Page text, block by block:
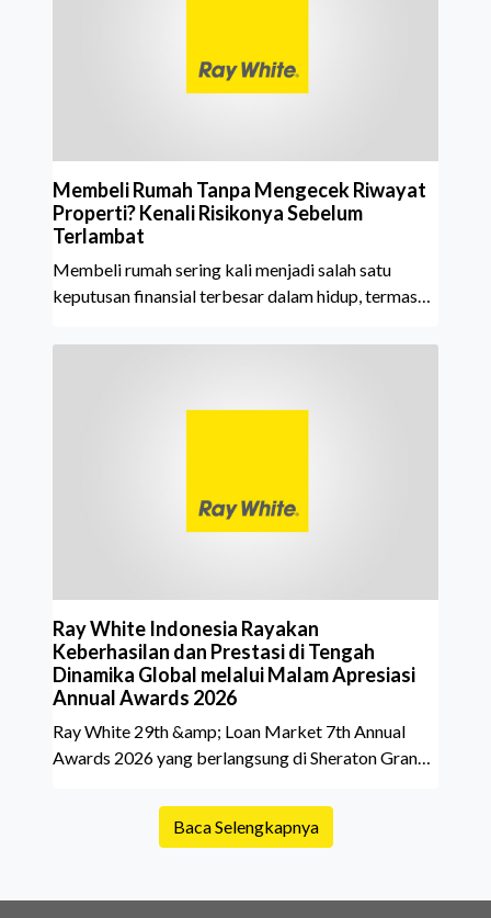
White Indonesia. Top Brand Award m
Membeli Rumah Tanpa Mengecek Riwayat
Properti? Kenali Risikonya Sebelum
Terlambat
Membeli rumah sering kali menjadi salah satu
keputusan finansial terbesar dalam hidup, termasuk
aktif merencanakan kepemilikan hunian maupun
kepemilikan hingga riwaya
Ray White Indonesia Rayakan
Keberhasilan dan Prestasi di Tengah
Dinamika Global melalui Malam Apresiasi
Annual Awards 2026
Ray White 29th &amp; Loan Market 7th Annual
Awards 2026 yang berlangsung di Sheraton Grand
menjadi momen istimewa bagi para pelaku industri
properti dan keuangan. Lebih dari 400 marketing
Baca Selengkapnya